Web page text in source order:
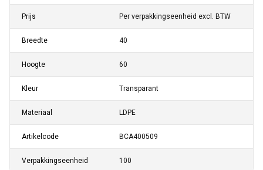
Prijs Per verpakkingseenheid excl. BTW
Breedte 40
Hoogte 60
Kleur Transparant
Materiaal LDPE
Artikelcode BCA400509
Verpakkingseenheid 100